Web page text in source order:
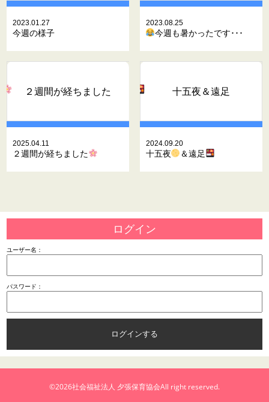
2023.01.27
今週の様子
2023.08.25
今週も暑かったです･･･
２週間が経ちました
2025.04.11
２週間が経ちました
十五夜＆遠足
2024.09.20
十五夜 ＆遠足
ログイン
ユーザー名：
パスワード：
©2026社会福祉法人 夕張保育協会All right reserved.